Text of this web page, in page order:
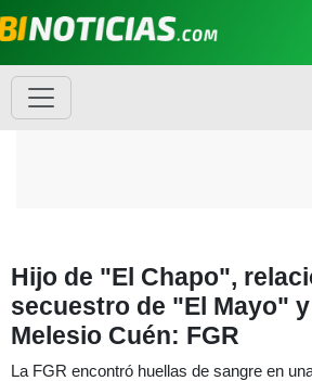
Hijo de "El Chapo",
secuestro de "El Mayo"
Melesio Cuén: FGR
La FGR encontró huellas de sangre en